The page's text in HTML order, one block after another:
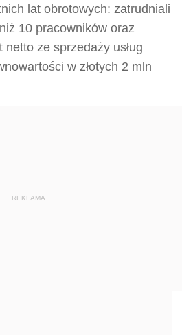
lat obrotowych: zatrudniali
10 pracowników oraz
ze sprzedaży usług
w złotych 2 mln
REKLAMA